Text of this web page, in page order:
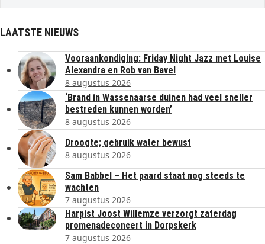
LAATSTE NIEUWS
Vooraankondiging: Friday Night Jazz met Louise
Alexandra en Rob van Bavel
8 augustus 2026
‘Brand in Wassenaarse duinen had veel sneller
bestreden kunnen worden’
8 augustus 2026
Droogte; gebruik water bewust
8 augustus 2026
Sam Babbel – Het paard staat nog steeds te
wachten
7 augustus 2026
Harpist Joost Willemze verzorgt zaterdag
promenadeconcert in Dorpskerk
7 augustus 2026